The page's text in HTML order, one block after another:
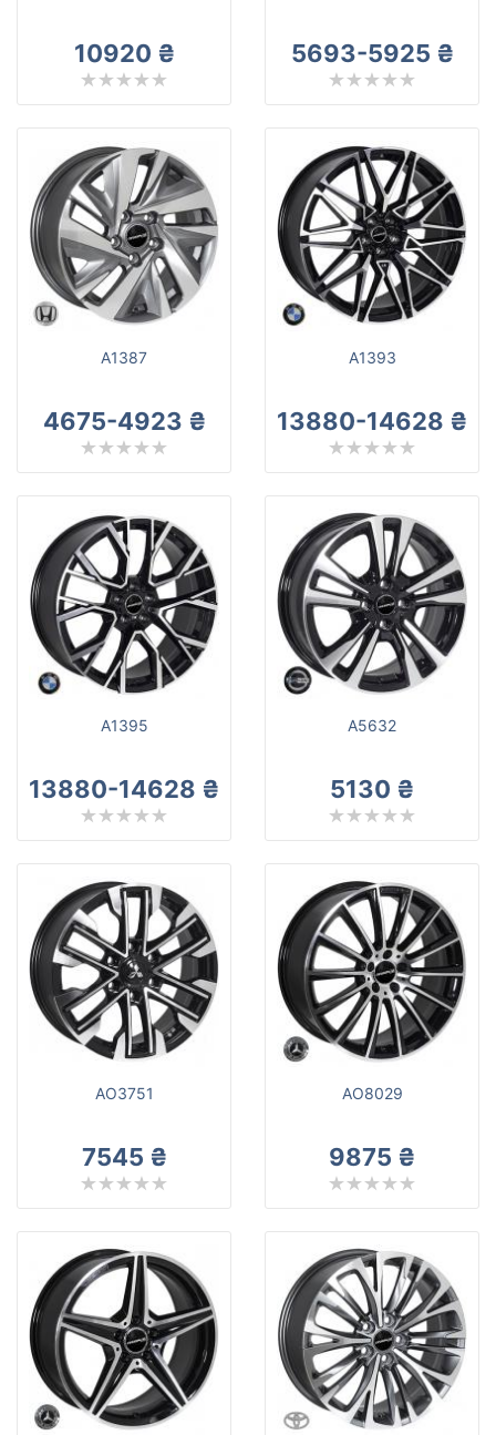
10920 ₴ 5693-5925 ₴
A1387
4675-4923 ₴
A1393
13880-14628 ₴
A1395
13880-14628 ₴
A5632
5130 ₴
AO3751
7545 ₴
AO8029
9875 ₴